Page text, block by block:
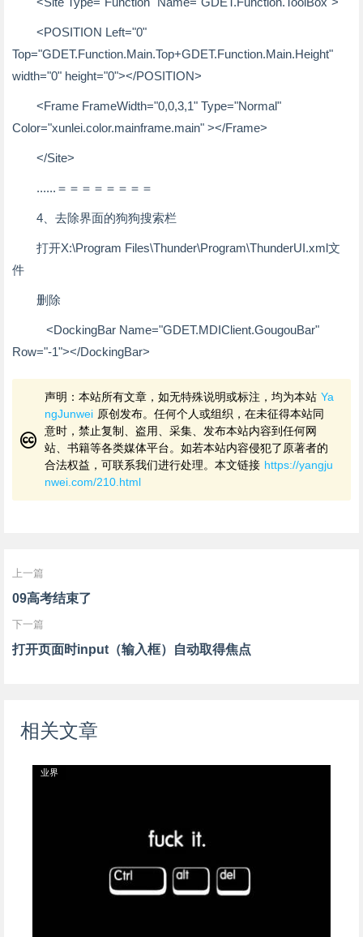
<POSITION Left="0"
Top="GDET.Function.Main.Top+GDET.Function.Main.Height"
width="0" height="0"></POSITION>
<Frame FrameWidth="0,0,3,1" Type="Normal"
Color="xunlei.color.mainframe.main" ></Frame>
</Site>
......＝＝＝＝＝＝＝＝
4、去除界面的狗狗搜索栏
打开X:\Program Files\Thunder\Program\ThunderUI.xml文
件
删除
<DockingBar Name="GDET.MDIClient.GougouBar"
Row="-1"></DockingBar>
声明：本站所有文章，如无特殊说明或标注，均为本站 Ya
ngJunwei 原创发布。任何个人或组织，在未征得本站同
意时，禁止复制、盗用、采集、发布本站内容到任何网
站、书籍等各类媒体平台。如若本站内容侵犯了原著者的
合法权益，可联系我们进行处理。本文链接 https://yangju
nwei.com/210.html
上一篇
09高考结束了
下一篇
打开页面时input（输入框）自动取得焦点
相关文章
业界